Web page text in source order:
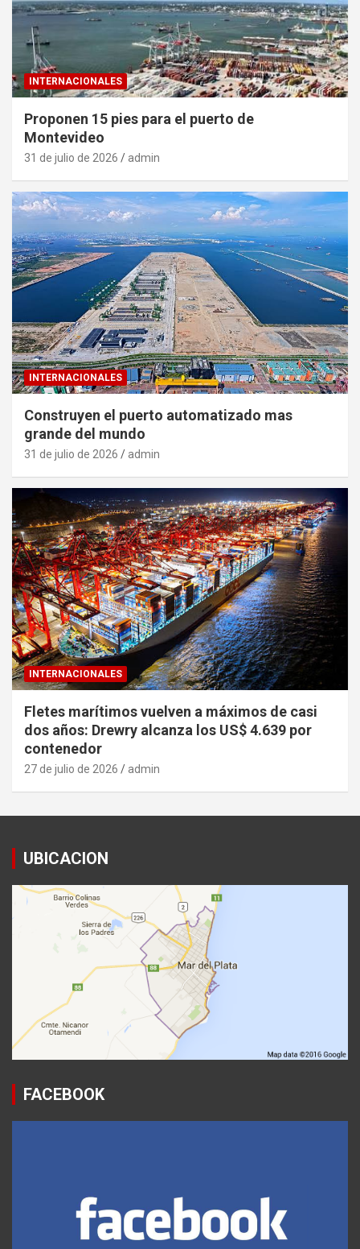
INTERNACIONALES
Proponen 15 pies para el puerto de
Montevideo
31 de julio de 2026 admin
INTERNACIONALES
Construyen el puerto automatizado mas
grande del mundo
31 de julio de 2026 admin
INTERNACIONALES
Fletes marítimos vuelven a máximos de casi
dos años: Drewry alcanza los US$ 4.639 por
contenedor
27 de julio de 2026 admin
UBICACION
FACEBOOK